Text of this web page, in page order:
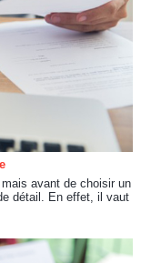
avant de choisir un
détail. En effet, il vaut